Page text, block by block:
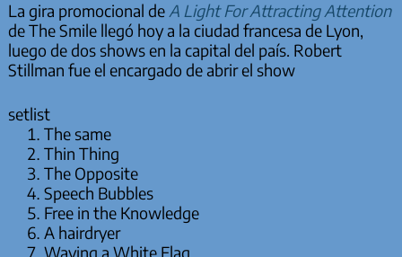
La gira promocional de A Light For Attracting Attention
de The Smile llegó hoy a la ciudad francesa de Lyon,
luego de dos shows en la capital del país. Robert
Stillman fue el encargado de abrir el show
setlist
The same
Thin Thing
The Opposite
Speech Bubbles
Free in the Knowledge
A hairdryer
Waving a White Flag